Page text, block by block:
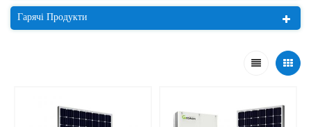
Гарячі Продукти